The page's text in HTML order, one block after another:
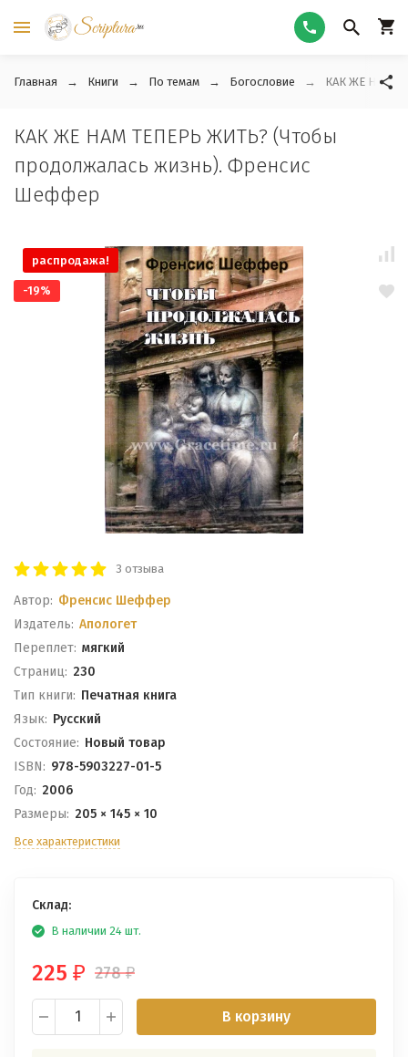
Главная Книги По темам Богословие КАК ЖЕ НАМ
КАК ЖЕ НАМ ТЕПЕРЬ ЖИТЬ? (Чтобы
продолжалась жизнь). Френсис
Шеффер
распродажа!
-19%
3 отзыва
Автор: Френсис Шеффер
Издатель: Апологет
Переплет: мягкий
Cтраниц: 230
Тип книги: Печатная книга
Язык: Русский
Состояние: Новый товар
ISBN: 978-5903227-01-5
Год: 2006
Размеры: 205 × 145 × 10
Все характеристики
Склад:
В наличии 24 шт.
225 ₽ 278₽
В корзину